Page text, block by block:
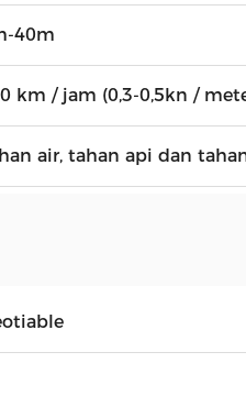
40m
km / jam (0,3-0,5kn /
air, tahan api dan